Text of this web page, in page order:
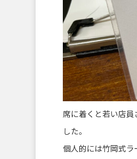
席に着くと若い店員
した。
個人的には竹岡式ラ